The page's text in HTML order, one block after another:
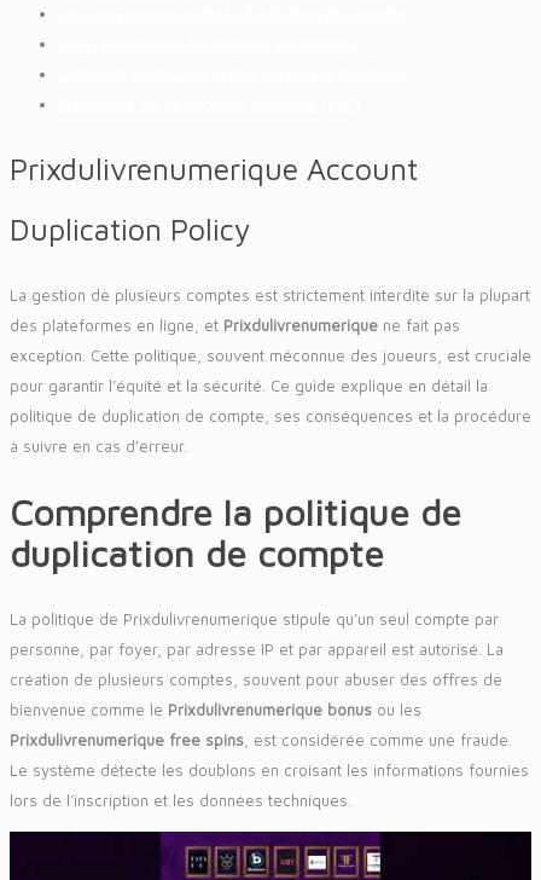
Prixdulivrenumerique Account
Duplication Policy
La gestion de plusieurs comptes est strictement interdite sur la plupart
des plateformes en ligne, et Prixdulivrenumerique ne fait pas
exception. Cette politique, souvent méconnue des joueurs, est cruciale
pour garantir l’équité et la sécurité. Ce guide explique en détail la
politique de duplication de compte, ses conséquences et la procédure
à suivre en cas d’erreur.
Comprendre la politique de
duplication de compte
La politique de Prixdulivrenumerique stipule qu’un seul compte par
personne, par foyer, par adresse IP et par appareil est autorisé. La
création de plusieurs comptes, souvent pour abuser des offres de
bienvenue comme le Prixdulivrenumerique bonus ou les
Prixdulivrenumerique free spins , est considérée comme une fraude.
Le système détecte les doublons en croisant les informations fournies
lors de l’inscription et les données techniques.